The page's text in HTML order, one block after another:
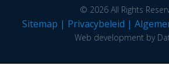
© 2026 All Rights
Sitemap | Privacybeleid |
Web development by